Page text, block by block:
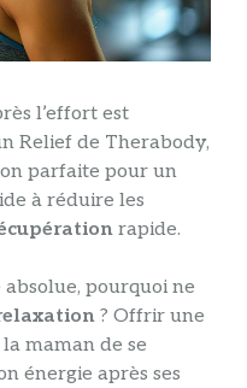
l’effort est
Relief de Therabody,
parfaite pour un
à réduire les
rapide.
pourquoi ne
? Offrir une
maman de se
énergie après ses